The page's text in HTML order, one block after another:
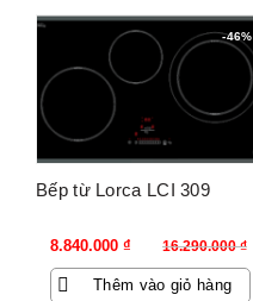
-46%
Bếp từ Lorca LCI 309
16.290.000₫
Giá
gốc
là:
8.840.000 ₫
Giá
hiện
tại
Thêm vào giỏ hàng